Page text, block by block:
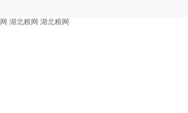
湖北粮网 湖北粮网